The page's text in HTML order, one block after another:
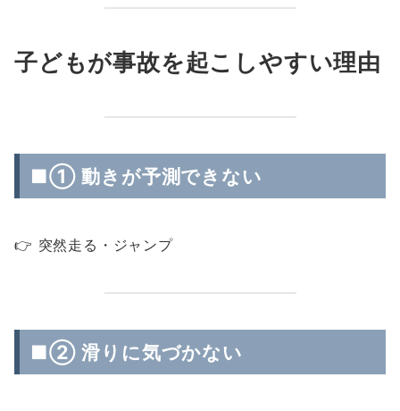
子どもが事故を起こしやすい理由
■① 動きが予測できない
👉 突然走る・ジャンプ
■② 滑りに気づかない